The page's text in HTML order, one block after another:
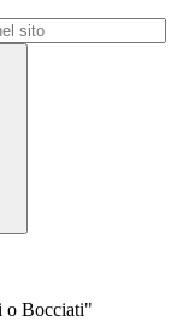
o Bocciati"